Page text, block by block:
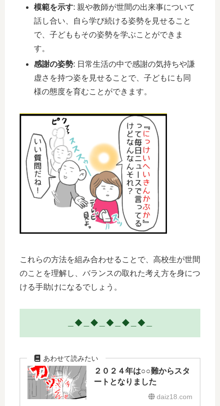
模範を示す: 親や教師が世間の出来事について
話し合い、自ら学び続ける姿勢を見せること
で、子どももその姿勢を学ぶことができま
す。
感謝の姿勢: 日常生活の中で感謝の気持ちや謙
虚さを持つ姿を見せることで、子どもにも同
様の態度を育むことができます。
これらの方法を組み合わせることで、高校生が世間
のことを理解し、バランスの取れた考え方を身につ
ける手助けになるでしょう。
＿◆＿◆＿◆＿◆＿◆＿
２０２４年は○○難からスタ
ートとなりました
daiz18.com